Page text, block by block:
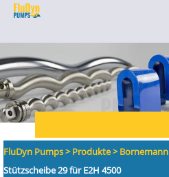
FluDyn Pumps>Produkte>Bornemann
Stützscheibe 29 für E2H 4500